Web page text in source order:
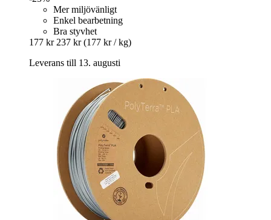
Mer miljövänligt
Enkel bearbetning
Bra styvhet
177 kr 237 kr (177 kr / kg)
Leverans till 13. augusti